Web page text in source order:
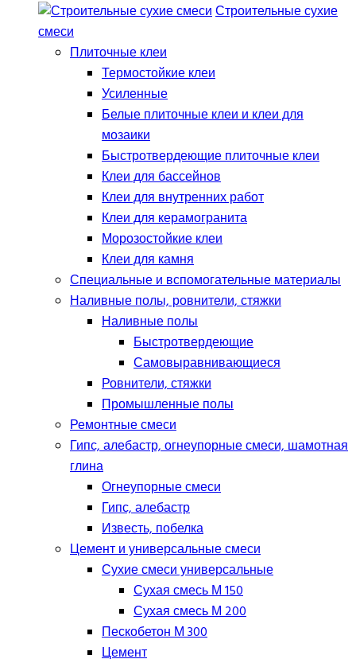
Строительные сухие
смеси
Плиточные клеи
Термостойкие клеи
Усиленные
Белые плиточные клеи и клеи для
мозаики
Быстротвердеющие плиточные клеи
Клеи для бассейнов
Клеи для внутренних работ
Клеи для керамогранита
Морозостойкие клеи
Клеи для камня
Специальные и вспомогательные материалы
Наливные полы, ровнители, стяжки
Наливные полы
Быстротвердеющие
Самовыравнивающиеся
Ровнители, стяжки
Промышленные полы
Ремонтные смеси
Гипс, алебастр, огнеупорные смеси, шамотная
глина
Огнеупорные смеси
Гипс, алебастр
Известь, побелка
Цемент и универсальные смеси
Сухие смеси универсальные
Сухая смесь М 150
Сухая смесь М 200
Пескобетон М 300
Цемент